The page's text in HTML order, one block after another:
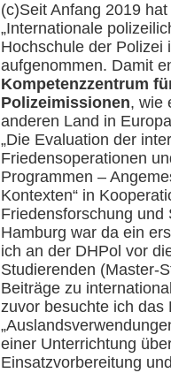
(c)Seit Anfang 2019
„Internationale
Hochschule der Polizei
aufgenommen. Damit
Kompetenzzentrum
Polizeimissionen, wie
anderen Land in
„Die Evaluation der
Friedensoperationen
Programmen –
Kontexten“ in
Friedensforschung
Hamburg war da ein
ich an der DHPol vor
Studierenden (Master-
Beiträge zu
zuvor besuchte ich das
einer Unterrichtung
Einsatzvorbereitung